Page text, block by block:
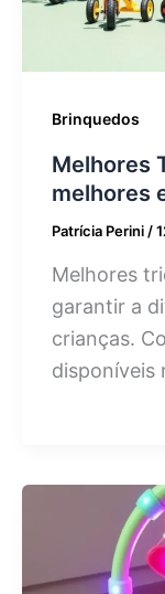
Brinquedos
Melhores
melhores
Patrícia Perini /
Melhores
garantir a
crianças.
disponíveis